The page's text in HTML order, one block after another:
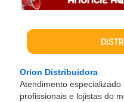
Orion Distribuidora
Atendimento especializado
profissionais e lojistas do